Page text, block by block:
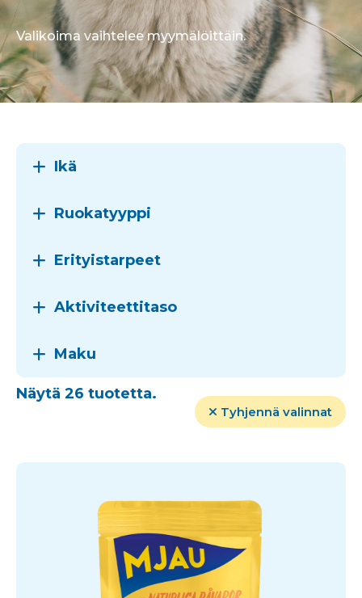
Valikoima vaihtelee myymälöittäin.
Ikä
Ruokatyyppi
Erityistarpeet
Aktiviteettitaso
Maku
Näytä 26 tuotetta.
Tyhjennä valinnat